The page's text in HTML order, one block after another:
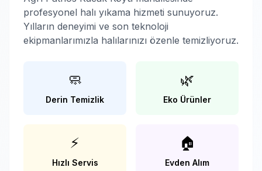
profesyonel halı yıkama hizmeti sunuyoruz.
Yılların deneyimi ve son teknoloji
ekipmanlarımızla halılarınızı özenle temizliyoruz.
🧼
Derin Temizlik
🌿
Eko Ürünler
⚡
Hızlı Servis
🏠
Evden Alım